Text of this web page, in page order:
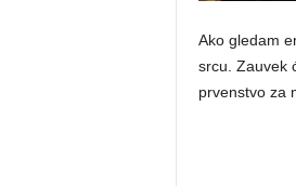
Ako gledam
srcu. Zauvek
prvenstvo za